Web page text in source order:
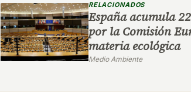
RELACIONADOS
España acumula
por la Comisión
materia ecológica
Medio Ambiente